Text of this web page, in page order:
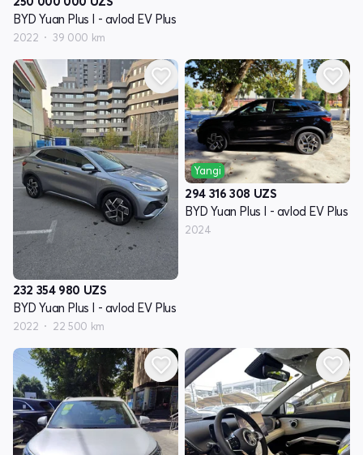
BYD Yuan Plus I - avlod EV Plus
2022 39 000 km
232 354 980 UZS
BYD Yuan Plus I - avlod EV Plus
2022 22 500 km
Yangi
294 316 308 UZS
BYD Yuan Plus I - avlod EV Plus
2024